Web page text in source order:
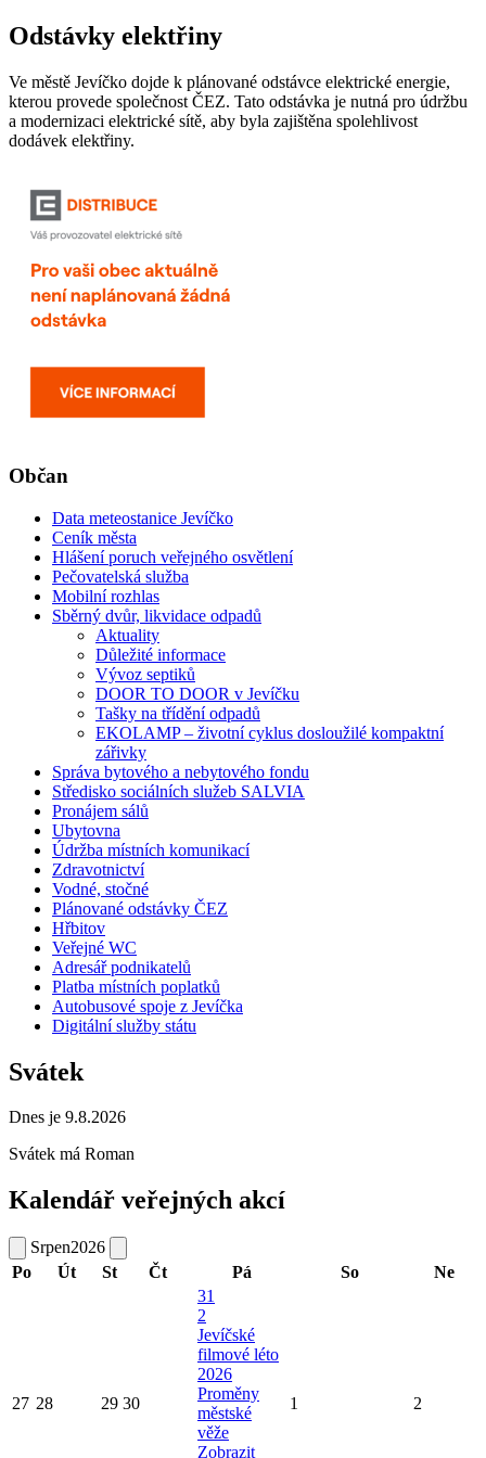
Odstávky elektřiny
Ve městě Jevíčko dojde k plánované odstávce elektrické energie,
kterou provede společnost ČEZ. Tato odstávka je nutná pro údržbu
a modernizaci elektrické sítě, aby byla zajištěna spolehlivost
dodávek elektřiny.
Občan
Data meteostanice Jevíčko
Ceník města
Hlášení poruch veřejného osvětlení
Pečovatelská služba
Mobilní rozhlas
Sběrný dvůr, likvidace odpadů
Aktuality
Důležité informace
Vývoz septiků
DOOR TO DOOR v Jevíčku
Tašky na třídění odpadů
EKOLAMP – životní cyklus dosloužilé kompaktní
zářivky
Správa bytového a nebytového fondu
Středisko sociálních služeb SALVIA
Pronájem sálů
Ubytovna
Údržba místních komunikací
Zdravotnictví
Vodné, stočné
Plánované odstávky ČEZ
Hřbitov
Veřejné WC
Adresář podnikatelů
Platba místních poplatků
Autobusové spoje z Jevíčka
Digitální služby státu
Svátek
Dnes je 9.8.2026
Svátek má Roman
Kalendář veřejných akcí
Srpen2026
Po
Út St Čt Pá So Ne
27 28 29 30
31
2
Jevíčské
filmové léto
2026
Proměny
městské
věže
Zobrazit
1 2